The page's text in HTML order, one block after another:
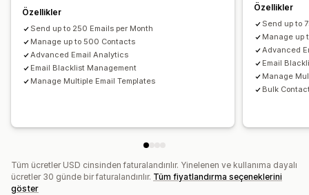
Kampanyaları yönetme
Şablonlar
İçe ve dışa aktarma
E-posta kaydı listesi
Tetikleyiciler ve kurallar Otomasyonlar
Segmentasyon
Etiketleme
Analizler API'ler ve web kancaları
Özellikler
Send up to 250 Emails per Month
Manage up to 500 Contacts
Advanced Email Analytics
Email Blacklist Management
Manage Multiple Email Templates
Özellikler
Send up to
Manage up
Advanced
Email
Manage
Bulk
Tüm ücretler USD cinsinden faturalandırılır. Yinelenen ve kullanıma dayalı
ücretler 30 günde bir faturalandırılır. Tüm fiyatlandırma seçeneklerini
göster